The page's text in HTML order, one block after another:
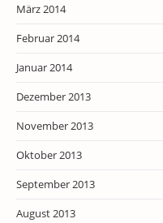
März 2014
Februar 2014
Januar 2014
Dezember 2013
November 2013
Oktober 2013
September 2013
August 2013